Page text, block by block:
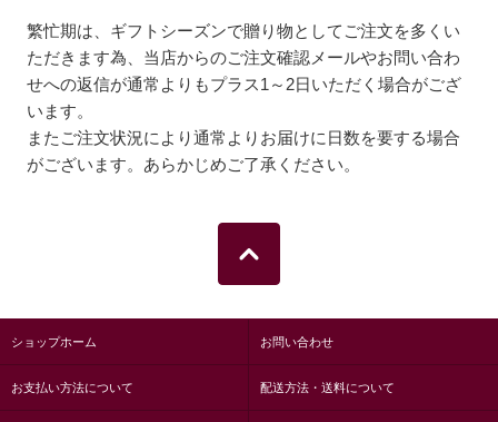
繁忙期は、ギフトシーズンで贈り物としてご注文を多くい
ただきます為、当店からのご注文確認メールやお問い合わ
せへの返信が通常よりもプラス1～2日いただく場合がござ
います。
またご注文状況により通常よりお届けに日数を要する場合
がございます。あらかじめご了承ください。
ショップホーム お問い合わせ
お支払い方法について 配送方法・送料について